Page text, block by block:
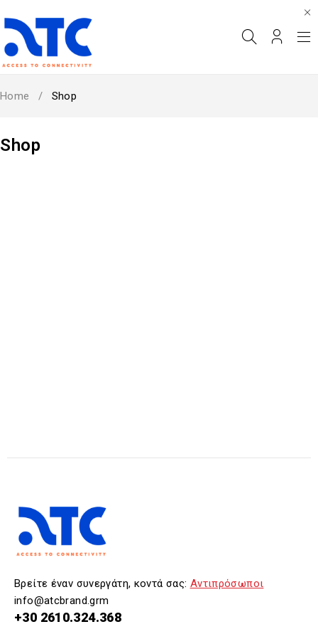
Shop
Home / Shop
Βρείτε έναν συνεργάτη, κοντά σας: Αντιπρόσωποι
info@atcbrand.grm
+30 2610.324.368